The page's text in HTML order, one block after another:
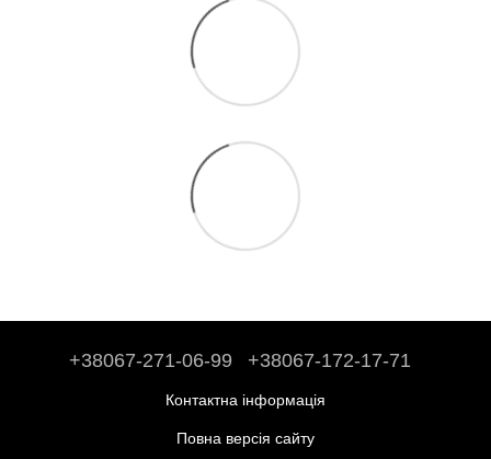
+38067-271-06-99 +38067-172-17-71
Контактна інформація
Повна версія сайту